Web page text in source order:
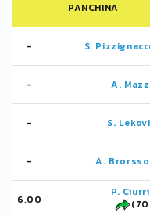
PANCHINA
- S.
- A.
- S.
- A.
6,00
P.